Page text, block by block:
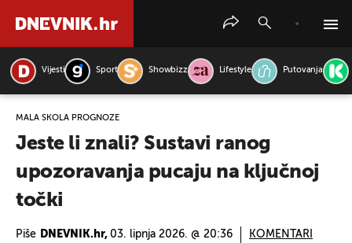
Vijesti Sport Showbizz Lifestyle Putovanja
MALA ŠKOLA PROGNOZE
Jeste li znali? Sustavi ranog
upozoravanja pucaju na ključnoj
točki
Piše DNEVNIK.hr, 03. lipnja 2026. @ 20:36 KOMENTARI
PRETRAŽITE VIJESTI